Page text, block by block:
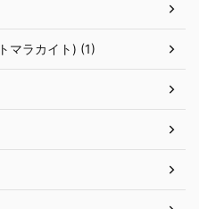
マラカイト) (1)